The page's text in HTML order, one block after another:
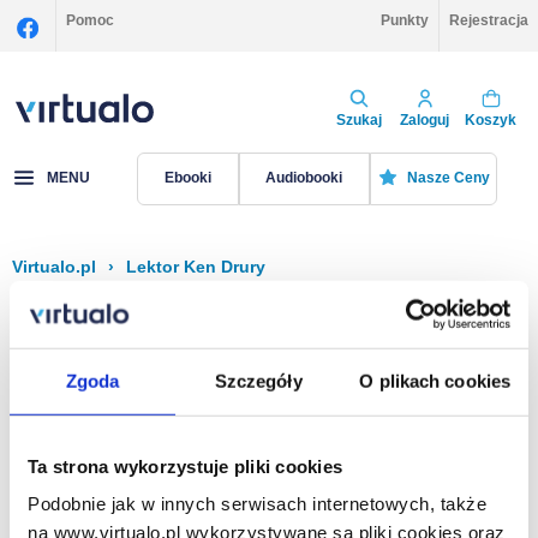
Zgoda Szczegóły O plikach cookies
Ta strona wykorzystuje pliki cookies
Podobnie jak w innych serwisach internetowych, także
na www.virtualo.pl wykorzystywane są pliki cookies oraz
Pomoc Punkty Rejestracja
Szukaj Zaloguj Koszyk
MENU Ebooki Audiobooki Nasze Ceny
Virtualo.pl › Lektor Ken Drury
Filtruj Sortuj
Na stronie